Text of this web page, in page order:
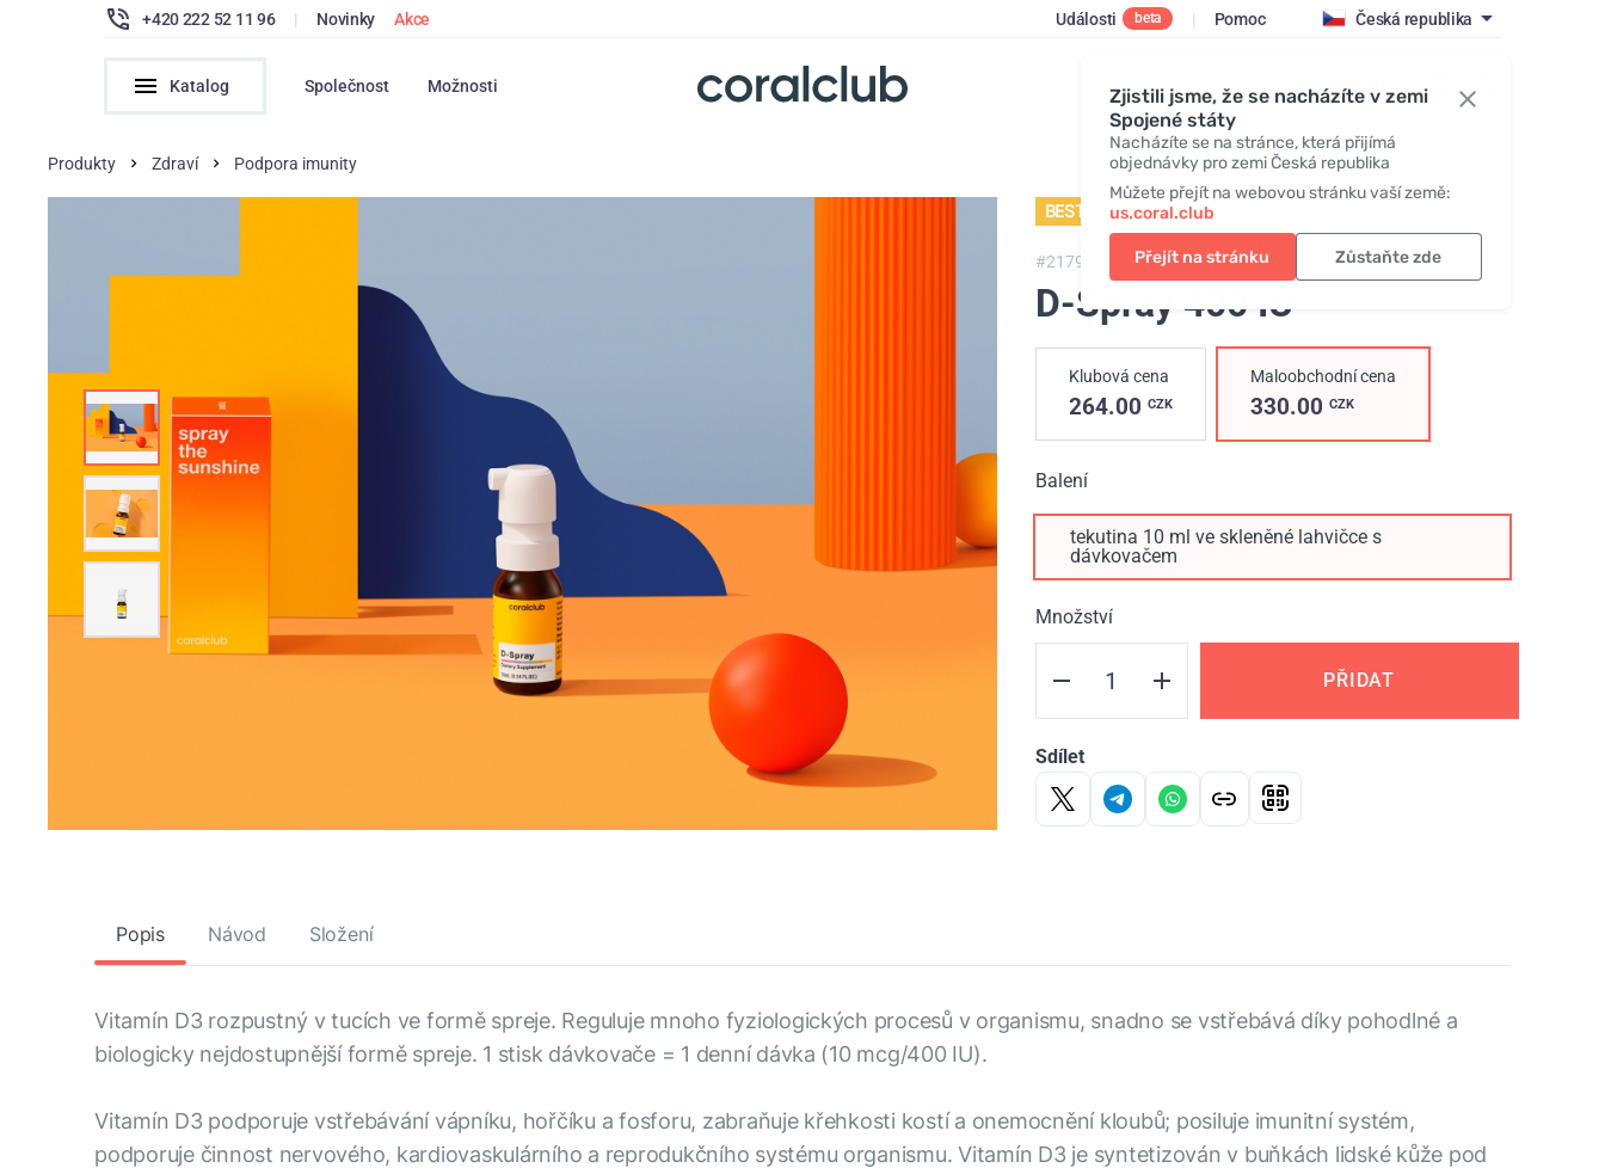
Zjistili jsme, že se nacházíte v zemi
Spojené státy
Nacházíte se na stránce, která přijímá
objednávky pro zemi Česká republika
Můžete přejít na webovou stránku vaší země:
us.coral.club
Přejít na stránku Zůstaňte zde
+420 222 52 11 96 | Novinky Akce Události beta | Pomoc Česká republika
Katalog Společnost Možnosti Vstoupit
Produkty Zdraví Podpora imunity
BESTSELLER
#2179, D-Spray 400
D-Spray 400 IU
Klubová cena
264.00 CZK
Maloobchodní cena
330.00 CZK
Balení
tekutina 10 ml ve skleněné lahvičce s
dávkovačem
Množství
PŘIDAT
Sdílet
Popis Návod Složení
Vitamín D3 rozpustný v tucích ve formě spreje. Reguluje mnoho fyziologických procesů v organismu, snadno se vstřebává díky pohodlné a
biologicky nejdostupnější formě spreje. 1 stisk dávkovače = 1 denní dávka (10 mcg/400 IU).
Vitamín D3 podporuje vstřebávání vápníku, hořčíku a fosforu, zabraňuje křehkosti kostí a onemocnění kloubů; posiluje imunitní systém,
podporuje činnost nervového, kardiovaskulárního a reprodukčního systému organismu. Vitamín D3 je syntetizován v buňkách lidské kůže pod